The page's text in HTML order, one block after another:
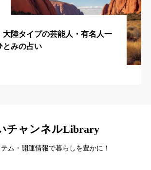
大陸タイプの芸能人・有名人一
とみの占い
チャンネルLibrary
ム・開運情報で暮らしを豊かに！